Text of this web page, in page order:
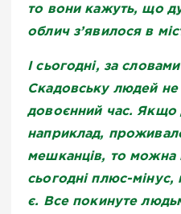
то вони кажуть, що
облич з’явилося в
І сьогодні, за
Скадовську людей
довоєнний час. Якщо
наприклад,
мешканців, то можна
сьогодні плюс-мінус,
є. Все покинуте